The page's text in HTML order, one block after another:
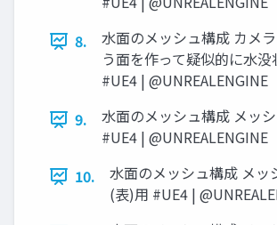
8.
水面のメッシュ構成 カメ
う面を作って疑似的に水
#UE4 | @UNREALENGINE
9.
水面のメッシュ構成 メッ
#UE4 | @UNREALENGINE
10.
水面のメッシュ構成 メッ
(表)用 #UE4 |